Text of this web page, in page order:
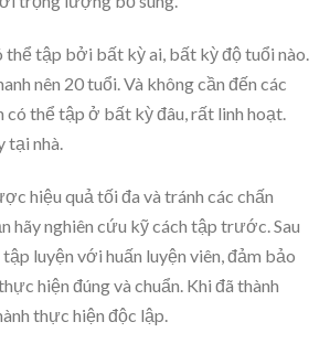
thể tập bởi bất kỳ ai, bất kỳ độ tuổi nào.
nên 20 tuổi. Và không cần đến các
thể tập ở bất kỳ đâu, rất linh hoạt.
tại nhà.
hiệu quả tối đa và tránh các chấn
hãy nghiên cứu kỹ cách tập trước. Sau
luyện với huấn luyện viên, đảm bảo
hiện đúng và chuẩn. Khi đã thành
thực hiện độc lập.